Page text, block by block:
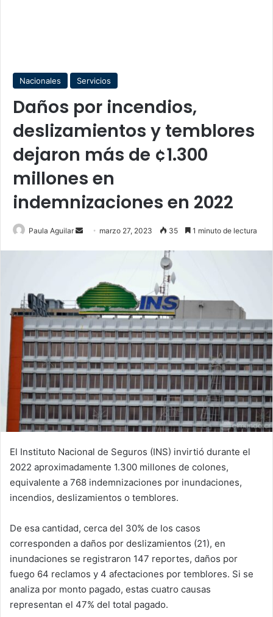
Nacionales Servicios
Daños por incendios,
deslizamientos y temblores
dejaron más de ¢1.300
millones en
indemnizaciones en 2022
Paula Aguilar
Send marzo 27, 2023 35 1 minuto de lectura
El Instituto Nacional de Seguros (INS) invirtió durante el
2022 aproximadamente 1.300 millones de colones,
equivalente a 768 indemnizaciones por inundaciones,
incendios, deslizamientos o temblores.
De esa cantidad, cerca del 30% de los casos
corresponden a daños por deslizamientos (21), en
inundaciones se registraron 147 reportes, daños por
fuego 64 reclamos y 4 afectaciones por temblores. Si se
analiza por monto pagado, estas cuatro causas
representan el 47% del total pagado.